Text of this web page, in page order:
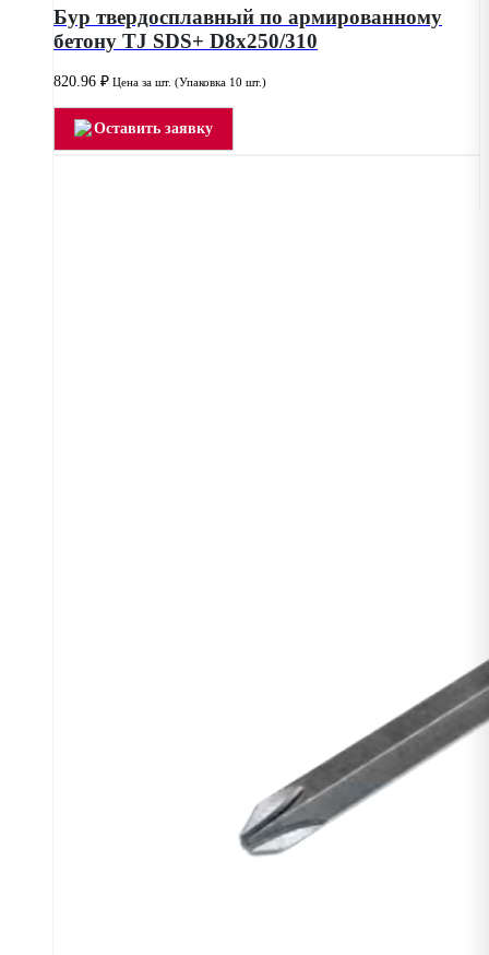
Бур твердосплавный по армированному
бетону TJ SDS+ D8x250/310
820.96 ₽ Цена за шт. (Упаковка 10 шт.)
Оставить заявку